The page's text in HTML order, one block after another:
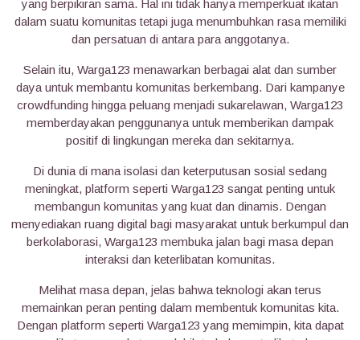
yang berpikiran sama. Hal ini tidak hanya memperkuat ikatan
dalam suatu komunitas tetapi juga menumbuhkan rasa memiliki
dan persatuan di antara para anggotanya.
Selain itu, Warga123 menawarkan berbagai alat dan sumber
daya untuk membantu komunitas berkembang. Dari kampanye
crowdfunding hingga peluang menjadi sukarelawan, Warga123
memberdayakan penggunanya untuk memberikan dampak
positif di lingkungan mereka dan sekitarnya.
Di dunia di mana isolasi dan keterputusan sosial sedang
meningkat, platform seperti Warga123 sangat penting untuk
membangun komunitas yang kuat dan dinamis. Dengan
menyediakan ruang digital bagi masyarakat untuk berkumpul dan
berkolaborasi, Warga123 membuka jalan bagi masa depan
interaksi dan keterlibatan komunitas.
Melihat masa depan, jelas bahwa teknologi akan terus
memainkan peran penting dalam membentuk komunitas kita.
Dengan platform seperti Warga123 yang memimpin, kita dapat